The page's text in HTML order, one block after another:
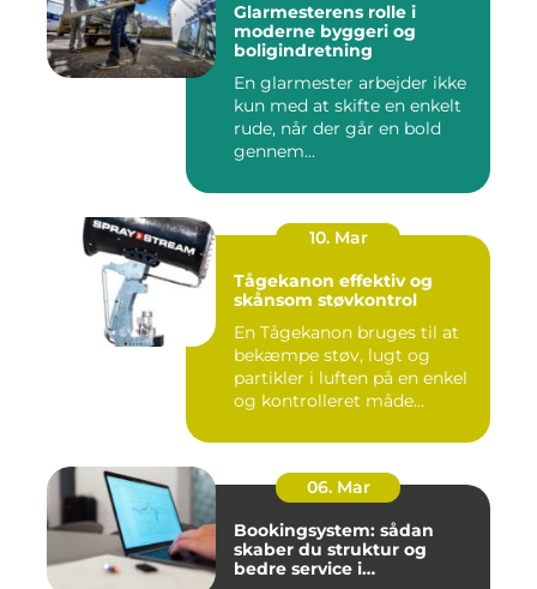
Glarmesterens rolle i
moderne byggeri og
boligindretning
En glarmester arbejder ikke
kun med at skifte en enkelt
rude, når der går en bold
gennem...
10. Mar
Tågekanon effektiv og
skånsom støvkontrol
En Tågekanon bruges til at
bekæmpe støv, lugt og
partikler i luften på en enkel
og kontrolleret måde...
06. Mar
Bookingsystem: sådan
skaber du struktur og
bedre service i